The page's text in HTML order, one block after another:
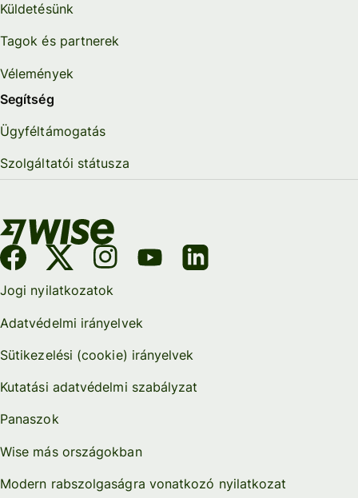
Küldetésünk
Tagok és partnerek
Vélemények
Segítség
Ügyféltámogatás
Szolgáltatói státusza
Jogi nyilatkozatok
Adatvédelmi irányelvek
Sütikezelési (cookie) irányelvek
Kutatási adatvédelmi szabályzat
Panaszok
Wise más országokban
Modern rabszolgaságra vonatkozó nyilatkozat